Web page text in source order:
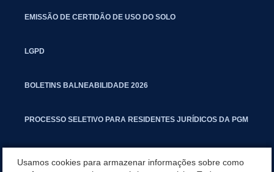
EMISSÃO DE CERTIDÃO DE USO DO SOLO
LGPD
BOLETINS BALNEABILIDADE 2026
PROCESSO SELETIVO PARA RESIDENTES JURÍDICOS DA PGM
Usamos cookies para armazenar informações sobre como